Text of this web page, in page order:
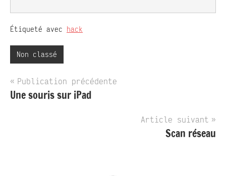
Étiqueté avec hack
Non classé
Navigation
de
Publication précédente
Une souris sur iPad
Article suivant
Scan réseau